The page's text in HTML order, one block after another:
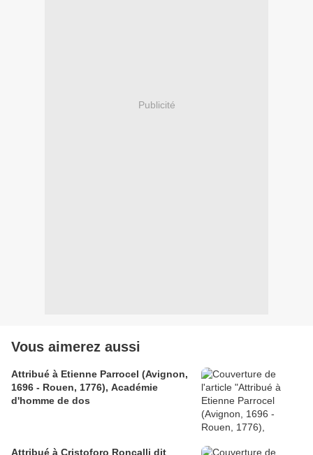
Publicité
Vous aimerez aussi
Attribué à Etienne Parrocel (Avignon,
1696 - Rouen, 1776), Académie
d'homme de dos
Attribué à Cristoforo Roncalli dit